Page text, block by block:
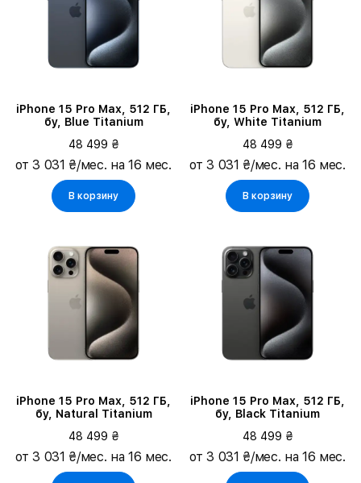
iPhone 15 Pro Max, 512 ГБ,
бу, Blue Titanium
48 499 ₴
от 3 031 ₴/мес. на 16 мес.
В корзину
iPhone 15 Pro Max, 512 ГБ,
бу, White Titanium
48 499 ₴
от 3 031 ₴/мес. на 16 мес.
В корзину
iPhone 15 Pro Max, 512 ГБ,
бу, Natural Titanium
48 499 ₴
от 3 031 ₴/мес. на 16 мес.
iPhone 15 Pro Max, 512 ГБ,
бу, Black Titanium
48 499 ₴
от 3 031 ₴/мес. на 16 мес.